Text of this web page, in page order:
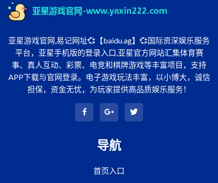
亚星游戏官网,易记网址💞【baidu.ag】💞国际资深娱乐服务
平台，亚星手机版的登录入口,亚星官方网站汇集体育赛
事、真人互动、彩票、电竞和棋牌游戏等丰富项目，支持
APP下载与官网登录。电子游戏玩法丰富，以小博大，诚信
担保，资金无忧，为玩家提供高品质娱乐服务！
导航
首页入口